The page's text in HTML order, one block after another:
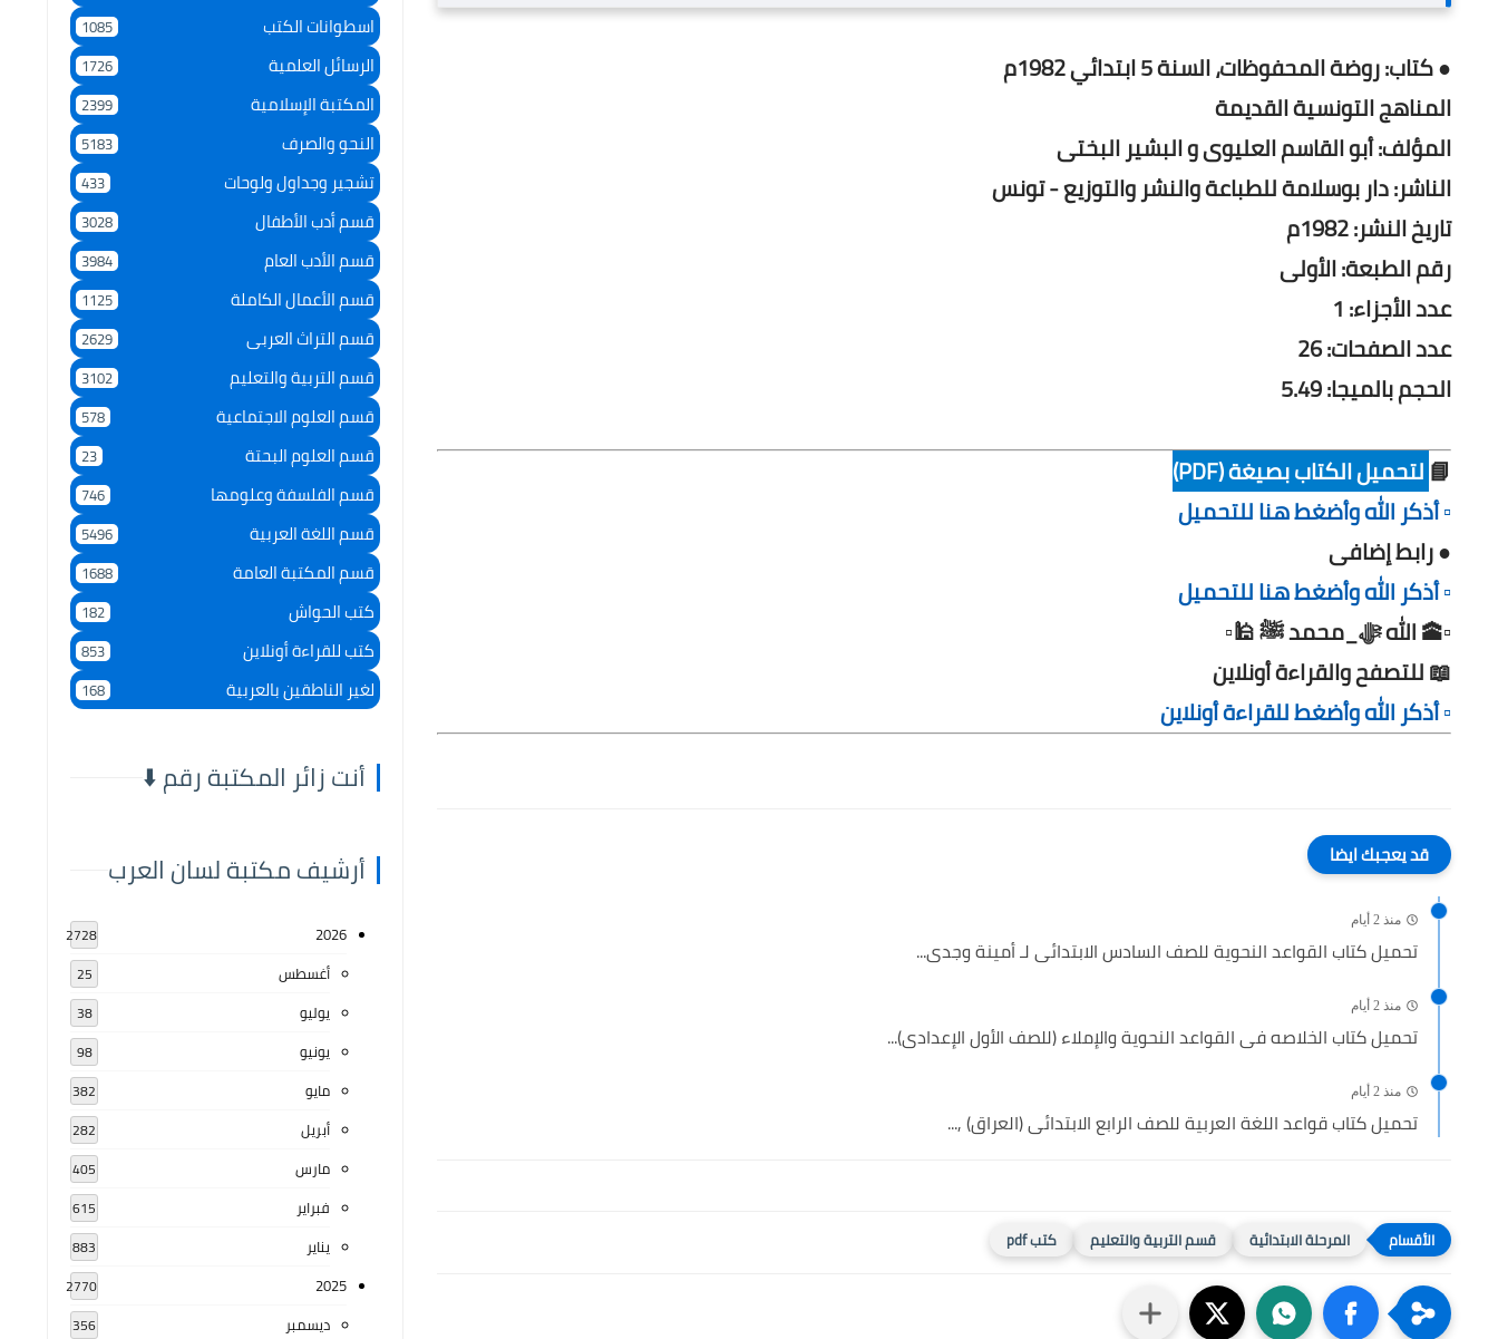
● كتاب: روضة المحفوظات، السنة 5 ابتدائي 1982م
المناهج التونسية القديمة
المؤلف: أبو القاسم العليوى و البشير البختى
الناشر: دار بوسلامة للطباعة والنشر والتوزيع - تونس
تاريخ النشر: 1982م
رقم الطبعة: الأولى
عدد الأجزاء: 1
عدد الصفحات: 26
الحجم بالميجا: 5.49
📘لتحميل الكتاب بصيغة (PDF)
▫️ أذكر الله وأضغط هنا للتحميل
● رابط إضافى
▫️ أذكر الله وأضغط هنا للتحميل
▫️🕋 الله ﷻ_محمد ﷺ 🕌▫️
📖 للتصفح والقراءة أونلاين
▫️ أذكر الله وأضغط للقراءة أونلاين
قد يعجبك ايضا
منذ 2 أيام
تحميل كتاب القواعد النحوية للصف السادس الابتدائى لـ أمينة وجدى...
منذ 2 أيام
تحميل كتاب الخلاصه فى القواعد النحوية والإملاء (للصف الأول الإعدادى)...
منذ 2 أيام
تحميل كتاب قواعد اللغة العربية للصف الرابع الابتدائى (العراق) ,...
المرحلة الابتدائية قسم التربية والتعليم كتب pdf
اسطوانات الكتب 1085
الرسائل العلمية 1726
المكتبة الإسلامية 2399
النحو والصرف 5183
تشجير وجداول ولوحات 433
قسم أدب الأطفال 3028
قسم الأدب العام 3984
قسم الأعمال الكاملة 1125
قسم التراث العربى 2629
قسم التربية والتعليم 3102
قسم العلوم الاجتماعية 578
قسم العلوم البحتة 23
قسم الفلسفة وعلومها 746
قسم اللغة العربية 5496
قسم المكتبة العامة 1688
كتب الحواش 182
كتب للقراءة أونلاين 853
لغير الناطقين بالعربية 168
أنت زائر المكتبة رقم ⬇️
أرشيف مكتبة لسان العرب
2026
2728
أغسطس 25
يوليو 38
يونيو 98
مايو 382
أبريل 282
مارس 405
فبراير 615
يناير 883
2025
2770
ديسمبر 356